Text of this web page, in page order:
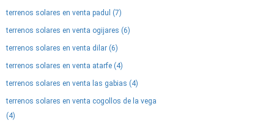
terrenos solares en venta padul (7)
terrenos solares en venta ogijares (6)
terrenos solares en venta dilar (6)
terrenos solares en venta atarfe (4)
terrenos solares en venta las gabias (4)
terrenos solares en venta cogollos de la vega
(4)